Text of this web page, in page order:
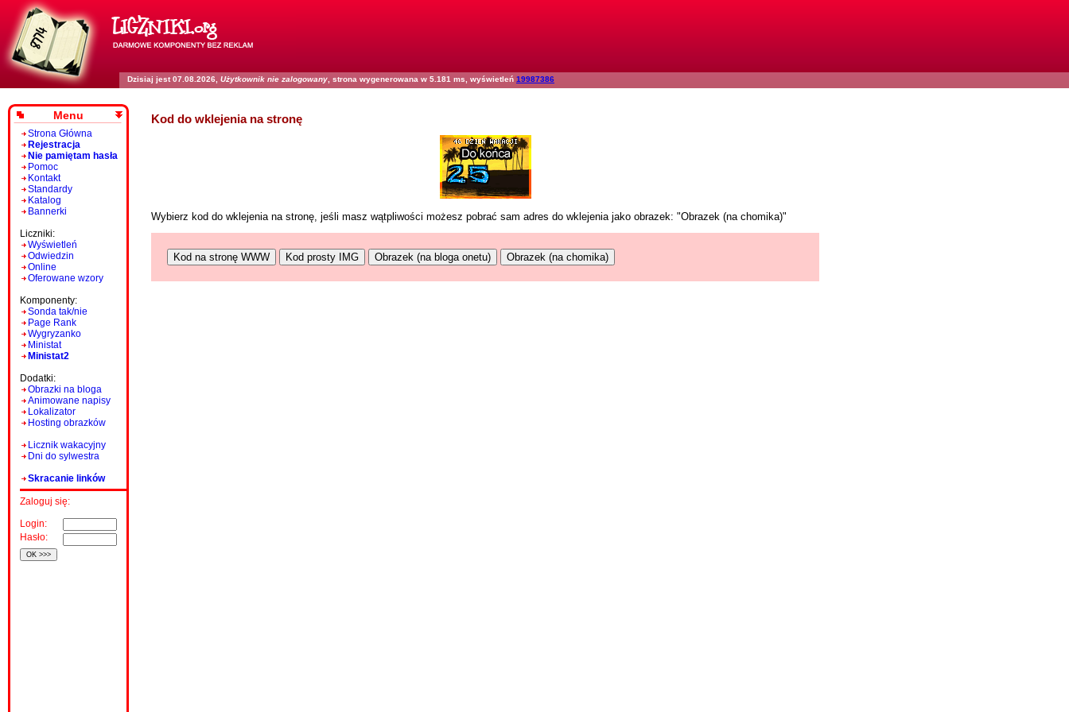
Dzisiaj jest 07.08.2026, Użytkownik nie zalogowany , strona wygenerowana w 5.181 ms, wyświetleń 19987386
Menu
Strona Główna
Rejestracja
Nie pamiętam hasła
Pomoc
Kontakt
Standardy
Katalog
Bannerki
Liczniki:
Wyświetleń
Odwiedzin
Online
Oferowane wzory
Komponenty:
Sonda tak/nie
Page Rank
Wygryzanko
Ministat
Ministat2
Dodatki:
Obrazki na bloga
Animowane napisy
Lokalizator
Hosting obrazków
Licznik wakacyjny
Dni do sylwestra
Skracanie linków
Zaloguj się:
Login:
Hasło:
Kod do wklejenia na stronę
Wybierz kod do wklejenia na stronę, jeśli masz wątpliwości możesz pobrać sam adres do wklejenia jako obrazek: "Obrazek (na chomika)"
Kod na stronę WWW Kod prosty IMG Obrazek (na bloga onetu) Obrazek (na chomika)